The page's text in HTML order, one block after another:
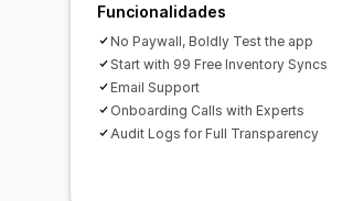
Funcionalidades
No Paywall, Boldly Test the app
Start with 99 Free Inventory Syncs
Email Support
Onboarding Calls with Experts
Audit Logs for Full Transparency